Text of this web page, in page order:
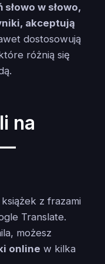
w słowo,
akceptują
dostosowują
różnią się
na
—
z frazami
Translate.
możesz
online w kilka